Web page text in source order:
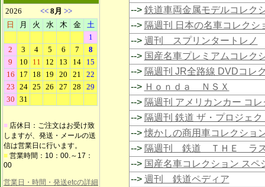
■ 店休日：ご注文はお受け致
しますが、発送・メールの送
信は営業日に行います。
■ 営業時間：10：00.～17：
00
営業日・時間・発送etcの詳細
--> 鉄道車両金属モデルコレク
--> 隔週刊 日本の名車コレクシ
--> 週刊 スプリンタートレノ
--> 国産名車プレミアムコレク
--> 隔週刊 JR全路線 DVDコレ
--> Ｈｏｎｄａ ＮＳＸ
--> 隔週刊 アメリカンカー コ
--> 隔週刊 鉄道 ザ・プロジェク
-->懐かしの商用車コレクショ
--> 隔週刊 鉄道 ＴＨＥ ラ
--> 国産名車コレクション スペ
--> 週刊 鉄道ペディア